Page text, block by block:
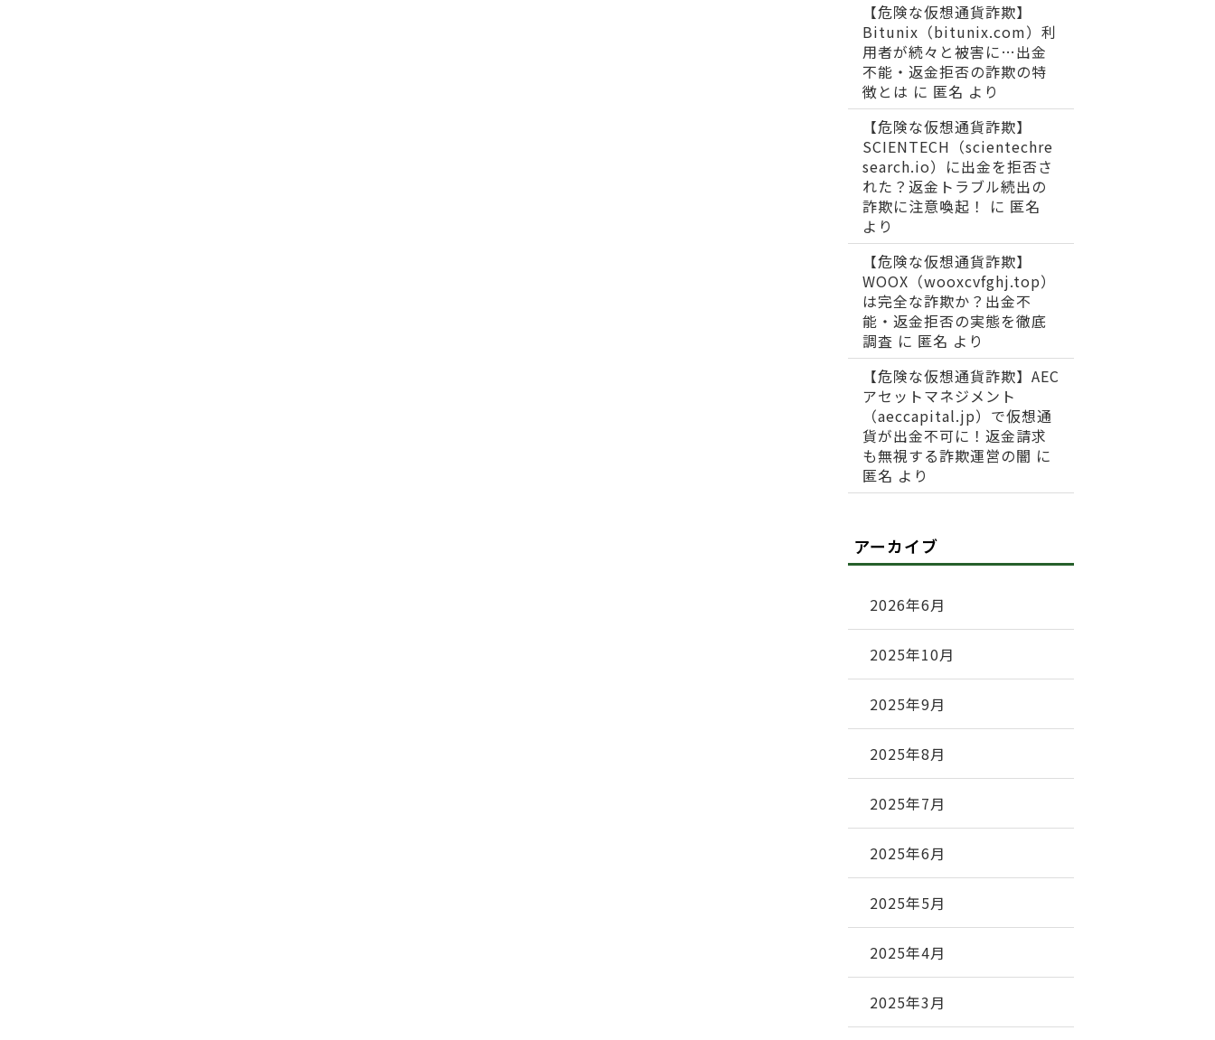
【危険な仮想通貨詐欺】
Bitunix（bitunix.com）利
用者が続々と被害に…出金
不能・返金拒否の詐欺の特
徴とは に 匿名 より
【危険な仮想通貨詐欺】
SCIENTECH（scientechre
search.io）に出金を拒否さ
れた？返金トラブル続出の
詐欺に注意喚起！
に 匿名
より
【危険な仮想通貨詐欺】
WOOX（wooxcvfghj.top）
は完全な詐欺か？出金不
能・返金拒否の実態を徹底
調査 に 匿名 より
【危険な仮想通貨詐欺】AEC
アセットマネジメント
（aeccapital.jp）で仮想通
貨が出金不可に！返金請求
も無視する詐欺運営の闇 に
匿名 より
アーカイブ
2026年6月
2025年10月
2025年9月
2025年8月
2025年7月
2025年6月
2025年5月
2025年4月
2025年3月